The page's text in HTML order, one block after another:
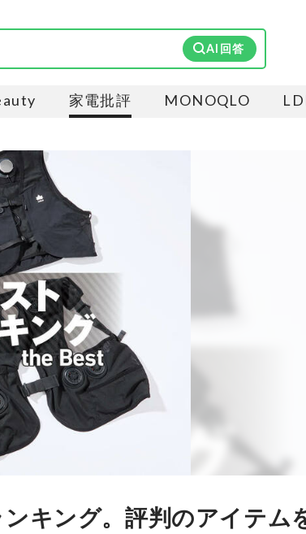
AI回答
家電批評 MONOQLO
キング。評判のアイテム